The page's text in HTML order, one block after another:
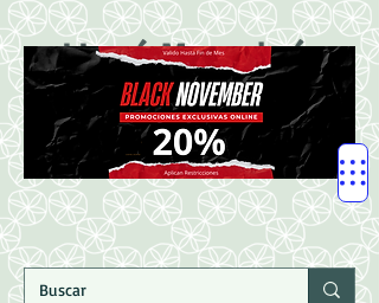
LLegó Mercadería
Nuevaaaaaa!!!!!